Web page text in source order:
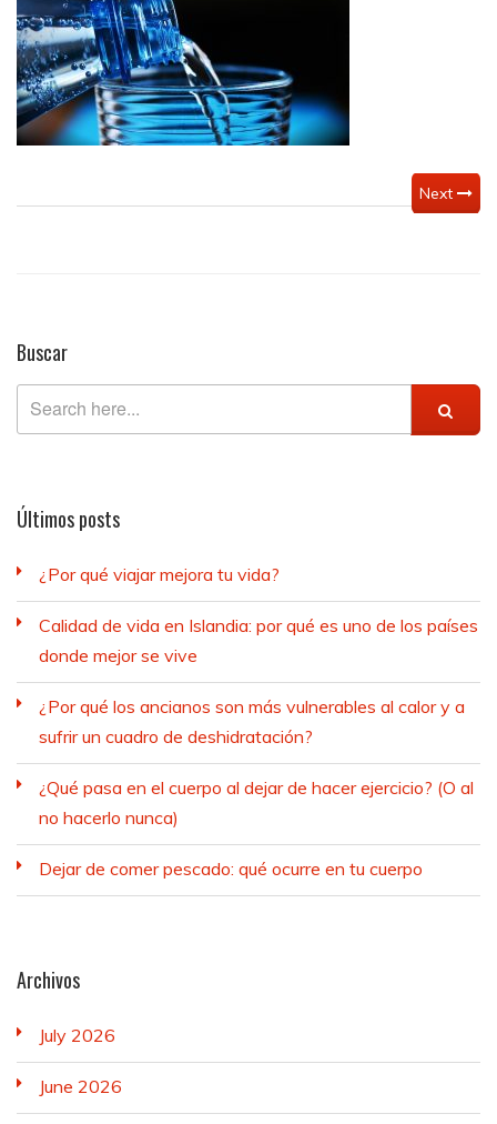
Next
Buscar
Últimos posts
¿Por qué viajar mejora tu vida?
Calidad de vida en Islandia: por qué es uno de los países
donde mejor se vive
¿Por qué los ancianos son más vulnerables al calor y a
sufrir un cuadro de deshidratación?
¿Qué pasa en el cuerpo al dejar de hacer ejercicio? (O al
no hacerlo nunca)
Dejar de comer pescado: qué ocurre en tu cuerpo
Archivos
July 2026
June 2026